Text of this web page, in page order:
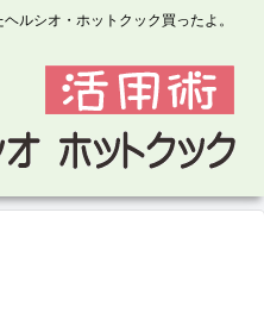
ルシオ・ホットクック買ったよ。